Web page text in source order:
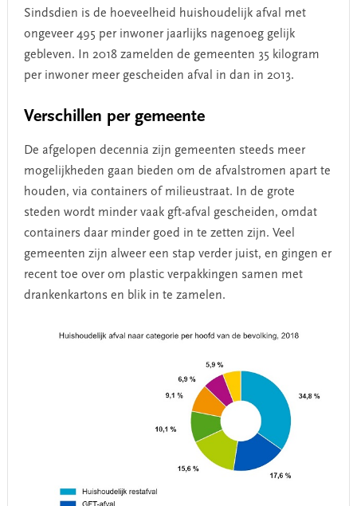
Sindsdien is de hoeveelheid huishoudelijk afval met
ongeveer 495 per inwoner jaarlijks nagenoeg gelijk
gebleven. In 2018 zamelden de gemeenten 35 kilogram
per inwoner meer gescheiden afval in dan in 2013.
Verschillen per gemeente
De afgelopen decennia zijn gemeenten steeds meer
mogelijkheden gaan bieden om de afvalstromen apart te
houden, via containers of milieustraat. In de grote
steden wordt minder vaak gft-afval gescheiden, omdat
containers daar minder goed in te zetten zijn. Veel
gemeenten zijn alweer een stap verder juist, en gingen er
recent toe over om plastic verpakkingen samen met
drankenkartons en blik in te zamelen.